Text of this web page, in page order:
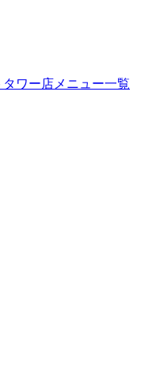
ワー店メニュー一覧